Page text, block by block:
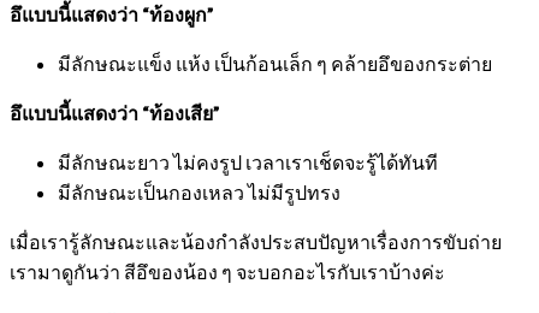
อึแบบนี้แสดงว่า “ท้องผูก”
มีลักษณะแข็ง แห้ง เป็นก้อนเล็ก ๆ คล้ายอึของกระต่าย
อึแบบนี้แสดงว่า “ท้องเสีย”
มีลักษณะยาว ไม่คงรูป เวลาเราเช็ดจะรู้ได้ทันที
มีลักษณะเป็นกองเหลว ไม่มีรูปทรง
เมื่อเรารู้ลักษณะและน้องกำลังประสบปัญหาเรื่องการขับถ่าย
เรามาดูกันว่า สีอึของน้อง ๆ จะบอกอะไรกับเราบ้างค่ะ